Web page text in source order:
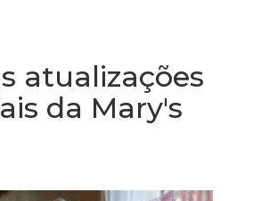
atualizações
da Mary's